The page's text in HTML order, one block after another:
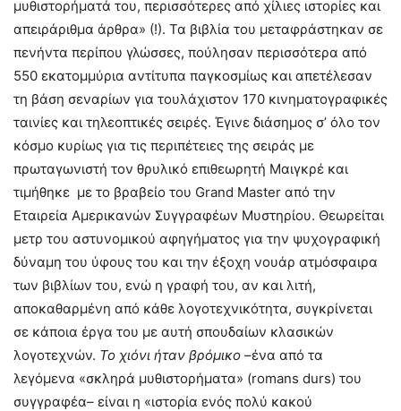
μυθιστορήματά του, περισσότερες από χίλιες ιστορίες και
απειράριθμα άρθρα» (!). Τα βιβλία του μεταφράστηκαν σε
πενήντα περίπου γλώσσες, πούλησαν περισσότερα από
550 εκατομμύρια αντίτυπα παγκοσμίως και απετέλεσαν
τη βάση σεναρίων για τουλάχιστον 170 κινηματογραφικές
ταινίες και τηλεοπτικές σειρές. Έγινε διάσημος σ’ όλο τον
κόσμο κυρίως για τις περιπέτειες της σειράς με
πρωταγωνιστή τον θρυλικό επιθεωρητή Μαιγκρέ και
τιμήθηκε με το βραβείο του Grand Master από την
Εταιρεία Αμερικανών Συγγραφέων Μυστηρίου. Θεωρείται
μετρ του αστυνομικού αφηγήματος για την ψυχογραφική
δύναμη του ύφους του και την έξοχη νουάρ ατμόσφαιρα
των βιβλίων του, ενώ η γραφή του, αν και λιτή,
αποκαθαρμένη από κάθε λογοτεχνικότητα, συγκρίνεται
σε κάποια έργα του με αυτή σπουδαίων κλασικών
λογοτεχνών. Το χιόνι ήταν βρόμικο –ένα από τα
λεγόμενα «σκληρά μυθιστορήματα» (romans durs) του
συγγραφέα– είναι η «ιστορία ενός πολύ κακού